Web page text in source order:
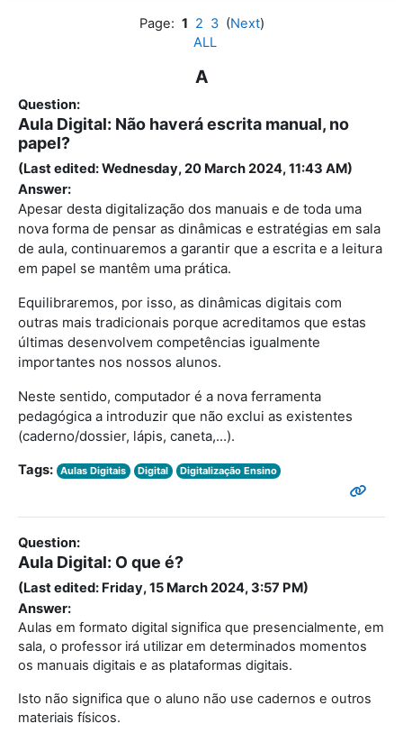
Page: 1 2 3(Next)
ALL
A
Question:
Aula Digital: Não haverá escrita manual, no
papel?
(Last edited: Wednesday, 20 March 2024, 11:43 AM)
Answer:
Apesar desta digitalização dos manuais e de toda uma
nova forma de pensar as dinâmicas e estratégias em sala
de aula, continuaremos a garantir que a escrita e a leitura
em papel se mantêm uma prática.
Equilibraremos, por isso, as dinâmicas digitais com
outras mais tradicionais porque acreditamos que estas
últimas desenvolvem competências igualmente
importantes nos nossos alunos.
Neste sentido, computador é a nova ferramenta
pedagógica a introduzir que não exclui as existentes
(caderno/dossier, lápis, caneta,...).
Tags: Aulas Digitais Digital Digitalização Ensino
Question:
Aula Digital: O que é?
(Last edited: Friday, 15 March 2024, 3:57 PM)
Answer:
Aulas em formato digital significa que presencialmente, em
sala, o professor irá utilizar em determinados momentos
os manuais digitais e as plataformas digitais.
Isto não significa que o aluno não use cadernos e outros
materiais físicos.